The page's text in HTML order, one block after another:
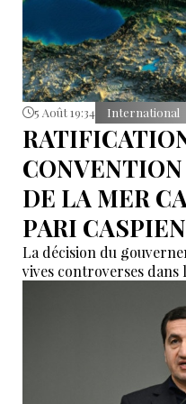
5 Août 19:34 International
DE LA MER
PARI
La décision du
vives controverses dans